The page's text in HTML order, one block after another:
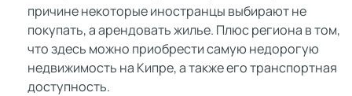
причине некоторые иностранцы выбирают не
покупать, а арендовать жилье. Плюс региона в том,
что здесь можно приобрести самую недорогую
недвижимость на Кипре, а также его транспортная
доступность.